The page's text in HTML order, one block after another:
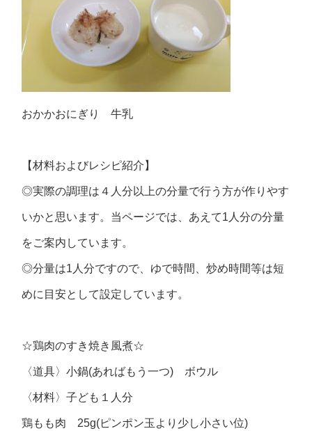
おかかおにぎり 牛乳
【材料およびレシピ紹介】
◎実際の調理は４人分以上の分量で行う方が作りやす
いかと思います。当ページでは、あえて1人分の分量
をご案内しています。
◎分量は1人分ですので、ゆで時間、炒め時間等は短
めに目安として設定しています。
☆鶏肉のすき焼き風煮☆
〈道具〉小鍋(あればもう一つ) ボウル
〈材料〉子ども１人分
鶏もも肉 25g(ピンポン玉より少し小さい位)